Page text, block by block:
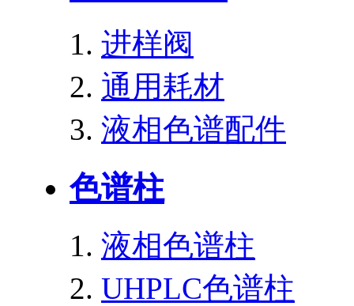
进样阀
通用耗材
液相色谱配件
色谱柱
液相色谱柱
UHPLC色谱柱